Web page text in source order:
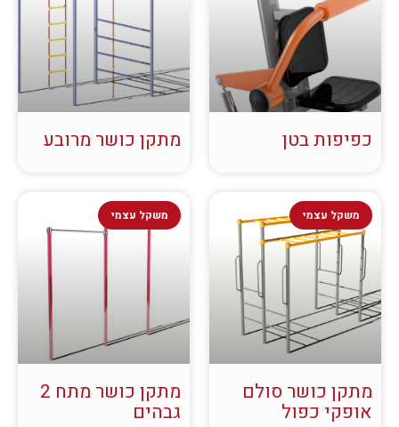
כפיפות בטן מתקן כושר מרובע
משקל עצמי
מתקן כושר סולם
אופקי כפול
משקל עצמי
מתקן כושר מתח 2
גבהים